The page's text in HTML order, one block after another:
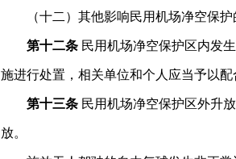
（十二）其他影响民用机场净空保护
第十二条 民用机场净空保护区内发
施进行处置，相关单位和个人应当予以配
第十三条 民用机场净空保护区外升
放。